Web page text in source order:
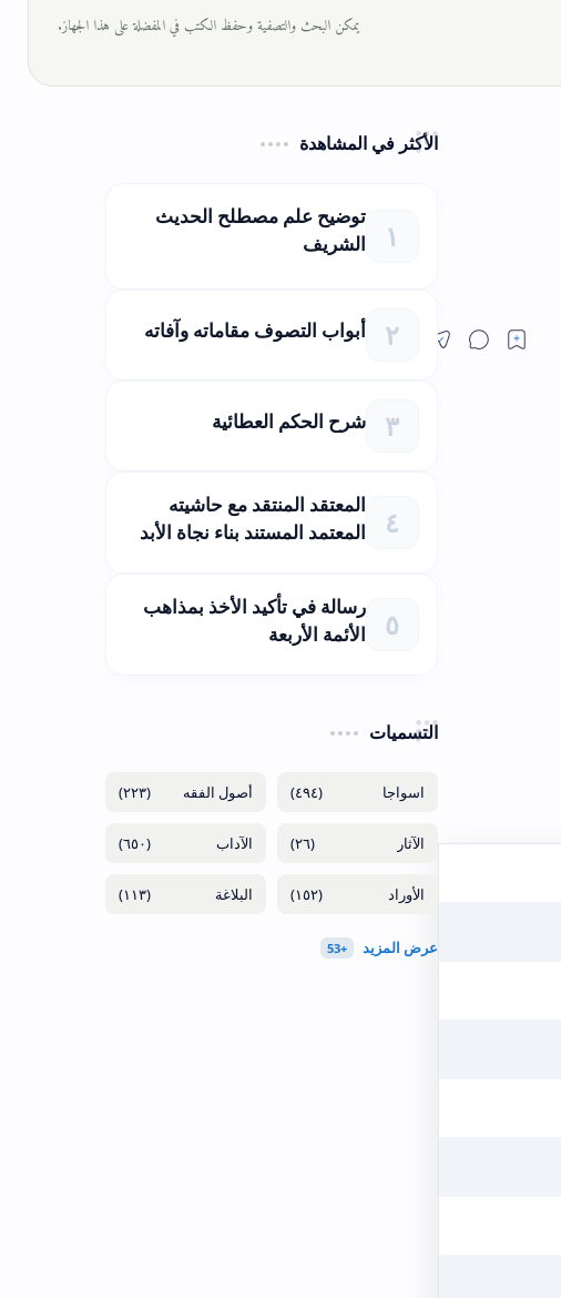
يمكن البحث والتصفية وحفظ الكتب في المفضلة على هذا الجهاز.
الأكثر في المشاهدة
توضيح علم مصطلح الحديث
الشريف
أبواب التصوف مقاماته وآفاته
شرح الحكم العطائية
المعتقد المنتقد مع حاشيته
المعتمد المستند بناء نجاة الأبد
رسالة في تأكيد الأخذ بمذاهب
الأئمة الأربعة
التسميات
(٤٩٤) (٢٢٣)
(٢٦) (٦٥٠)
(١٥٢) (١١٣)